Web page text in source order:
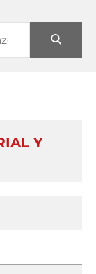
Y